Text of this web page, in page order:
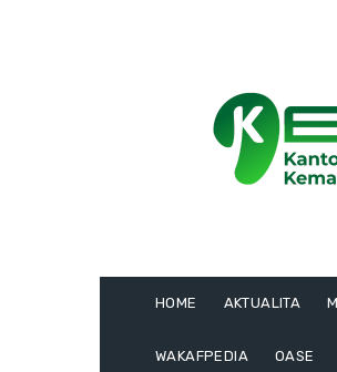
HOME AKTUALITA
WAKAFPEDIA OASE